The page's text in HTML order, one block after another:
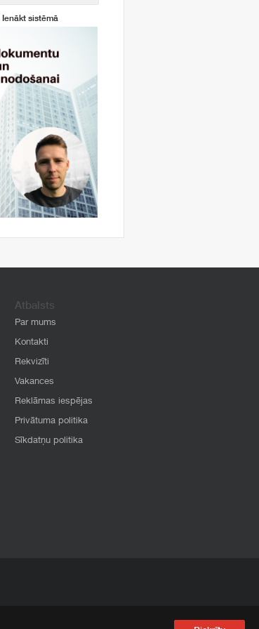
Ienākt sistēmā
Atbalsts
Par mums
Kontakti
Rekvizīti
Vakances
Reklāmas iespējas
Privātuma politika
Sīkdatņu politika